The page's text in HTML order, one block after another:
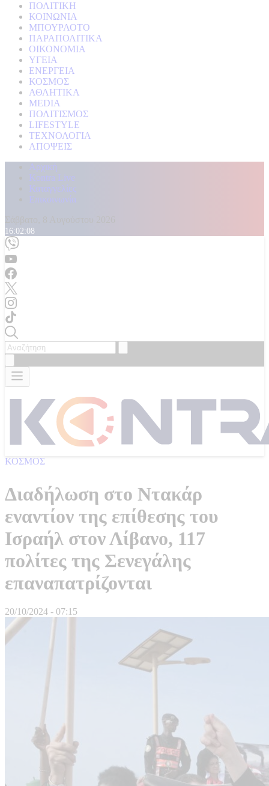
ΠΟΛΙΤΙΚΗ
ΚΟΙΝΩΝΙΑ
ΜΠΟΥΡΛΟΤΟ
ΠΑΡΑΠΟΛΙΤΙΚΑ
ΟΙΚΟΝΟΜΙΑ
ΥΓΕΙΑ
ΕΝΕΡΓΕΙΑ
ΚΟΣΜΟΣ
ΑΘΛΗΤΙΚΑ
MEDIA
ΠΟΛΙΤΙΣΜΟΣ
LIFESTYLE
ΤΕΧΝΟΛΟΓΙΑ
ΑΠΟΨΕΙΣ
Αρχική
Kontra Live
Καταγγελίες
Επικοινωνία
16:02:10
ΚΟΣΜΟΣ
Διαδήλωση στο Ντακάρ
εναντίον της επίθεσης του
Ισραήλ στον Λίβανο, 117
πολίτες της Σενεγάλης
επαναπατρίζονται
20/10/2024 - 07:15